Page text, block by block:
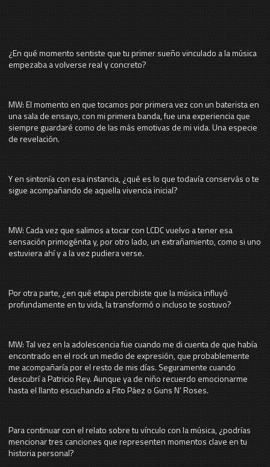
¿En qué momento sentiste que tu primer sueño vinculado a la música
empezaba a volverse real y concreto?
MW: El momento en que tocamos por primera vez con un baterista en
una sala de ensayo, con mi primera banda, fue una experiencia que
siempre guardaré como de las más emotivas de mi vida. Una especie
de revelación.
Y en sintonía con esa instancia, ¿qué es lo que todavía conservás o te
sigue acompañando de aquella vivencia inicial?
MW: Cada vez que salimos a tocar con LCDC vuelvo a tener esa
sensación primogénita y, por otro lado, un extrañamiento, como si uno
estuviera ahí y a la vez pudiera verse.
Por otra parte, ¿en qué etapa percibiste que la música influyó
profundamente en tu vida, la transformó o incluso te sostuvo?
MW: Tal vez en la adolescencia fue cuando me di cuenta de que había
encontrado en el rock un medio de expresión, que probablemente
me acompañaría por el resto de mis días. Seguramente cuando
descubrí a Patricio Rey. Aunque ya de niño recuerdo emocionarme
hasta el llanto escuchando a Fito Páez o Guns N’ Roses.
Para continuar con el relato sobre tu vínculo con la música, ¿podrías
mencionar tres canciones que representen momentos clave en tu
historia personal?